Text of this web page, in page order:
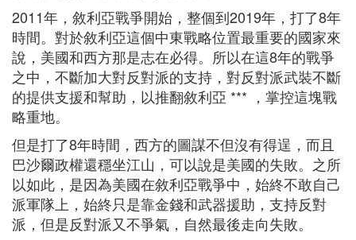
2011年，敘利亞戰爭開始，整個到2019年，打了8年
時間。對於敘利亞這個中東戰略位置最重要的國家來
說，美國和西方那是志在必得。所以在這8年的戰爭
之中，不斷加大對反對派的支持，對反對派武裝不斷
的提供支援和幫助，以推翻敘利亞 *** ，掌控這塊戰
略重地。
但是打了8年時間，西方的圖謀不但沒有得逞，而且
巴沙爾政權還穩坐江山，可以說是美國的失敗。之所
以如此，是因為美國在敘利亞戰爭中，始終不敢自己
派軍隊上，始終只是靠金錢和武器援助，支持反對
派，但是反對派又不爭氣，自然最後走向失敗。